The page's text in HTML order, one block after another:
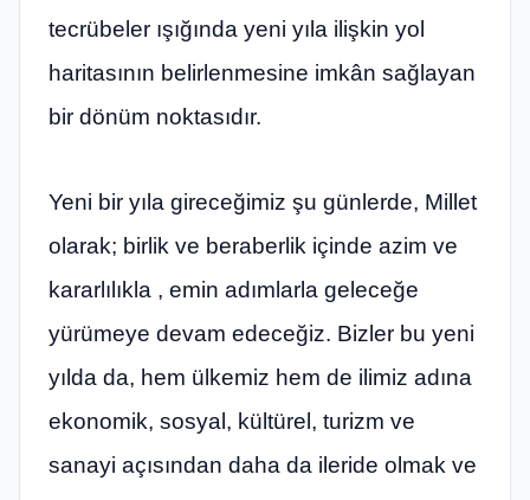
tecrübeler ışığında yeni yıla ilişkin yol
haritasının belirlenmesine imkân sağlayan
bir dönüm noktasıdır.
Yeni bir yıla gireceğimiz şu günlerde, Millet
olarak; birlik ve beraberlik içinde azim ve
kararlılıkla , emin adımlarla geleceğe
yürümeye devam edeceğiz. Bizler bu yeni
yılda da, hem ülkemiz hem de ilimiz adına
ekonomik, sosyal, kültürel, turizm ve
sanayi açısından daha da ileride olmak ve